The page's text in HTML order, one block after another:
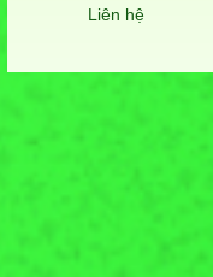
Liên hệ